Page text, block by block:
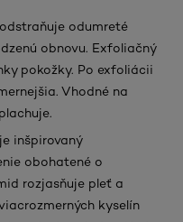
odumreté
obnovu. Exfoliačný
pokožky. Po exfoliácii
Vhodné na
inšpirovaný
obohatené o
rozjasňuje pleť a
kyselín